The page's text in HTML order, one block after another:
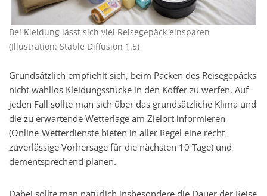
Bei Kleidung lässt sich viel Reisegepäck einsparen
(Illustration: Stable Diffusion 1.5)
Grundsätzlich empfiehlt sich, beim Packen des Reisegepäcks
nicht wahllos Kleidungsstücke in den Koffer zu werfen. Auf
jeden Fall sollte man sich über das grundsätzliche Klima und
die zu erwartende Wetterlage am Zielort informieren
(Online-Wetterdienste bieten in aller Regel eine recht
zuverlässige Vorhersage für die nächsten 10 Tage) und
dementsprechend planen.
Dabei sollte man natürlich insbesondere die Dauer der Reise